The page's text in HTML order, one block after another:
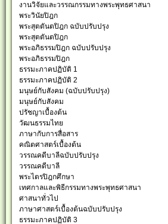
งานวิจัยและวรรณกรรมทางพระพุทธศาสนา
พระวินัยปิฎก
พระสุตตันตปิฎก ฉบับปรับปรุง
พระสุตตันตปิฎก
พระอภิธรรมปิฎก ฉบับปรับปรุง
พระอภิธรรมปิฎก
ธรรมะภาคปฏิบัติ 1
ธรรมะภาคปฏิบัติ 2
มนุษย์กับสังคม (ฉบับปรับปรุง)
มนุษย์กับสังคม
ปรัชญาเบื้องต้น
วัฒนธรรมไทย
ภาษากับการสื่อสาร
คณิตศาสตร์เบื้องต้น
วรรณคดีบาลีฉบับปรับปรุง
วรรณคดีบาลี
พระไตรปิฎกศึกษา
เทศกาลและพิธีกรรมทางพระพุทธศาสนา
ศาสนาทั่วไป
ภาษาศาสตร์เบื้องต้นฉบับปรับปรุง
ธรรมะภาคปฏิบัติ 3